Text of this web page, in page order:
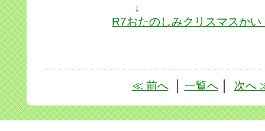
↓
R7おたのしみクリスマスか
≪ 前へ│ 一覧へ│ 次へ